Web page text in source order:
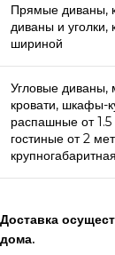
Прямые диваны,
диваны и уголки,
шириной
Угловые диваны,
кровати, шкафы-
распашные от
гостиные от 2
Доставка
дома.